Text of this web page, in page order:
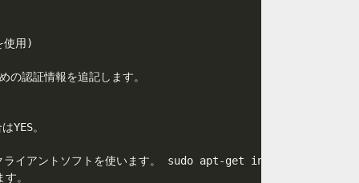
用)
認証情報を追記します。
YES。
クライアントソフトを使います。 sudo apt-get install -y mutt
。